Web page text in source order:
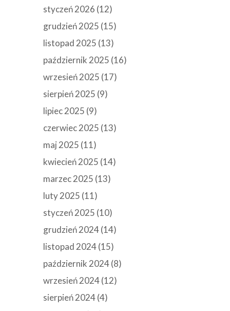
styczeń 2026 (12)
grudzień 2025 (15)
listopad 2025 (13)
październik 2025 (16)
wrzesień 2025 (17)
sierpień 2025 (9)
lipiec 2025 (9)
czerwiec 2025 (13)
maj 2025 (11)
kwiecień 2025 (14)
marzec 2025 (13)
luty 2025 (11)
styczeń 2025 (10)
grudzień 2024(14)
listopad 2024(15)
październik 2024(8)
wrzesień 2024(12)
sierpień 2024(4)